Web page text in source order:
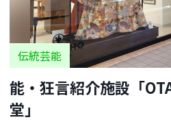
伝統芸能
能・狂言紹介施設「
堂」